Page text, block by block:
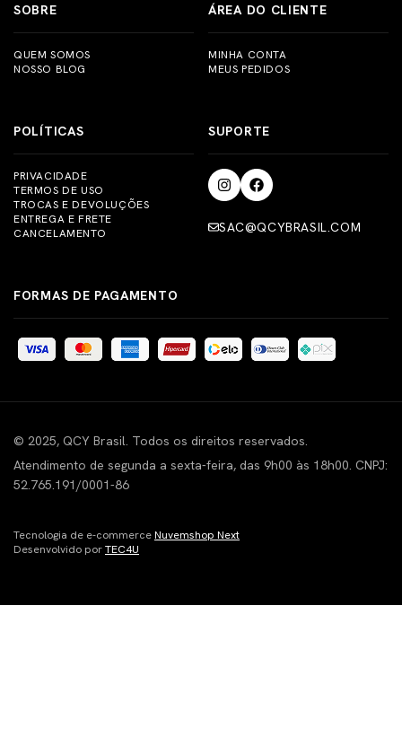
SOBRE
QUEM SOMOS
NOSSO BLOG
ÁREA DO CLIENTE
MINHA CONTA
MEUS PEDIDOS
POLÍTICAS
PRIVACIDADE
TERMOS DE USO
TROCAS E DEVOLUÇÕES
ENTREGA E FRETE
CANCELAMENTO
SUPORTE
SAC@QCYBRASIL.COM
FORMAS DE PAGAMENTO
© 2025, QCY Brasil. Todos os direitos reservados.
Atendimento de segunda a sexta-feira, das 9h00 às 18h00. CNPJ:
52.765.191/0001-86
Tecnologia de e-commerceNuvemshop Next
Desenvolvido porTEC4U